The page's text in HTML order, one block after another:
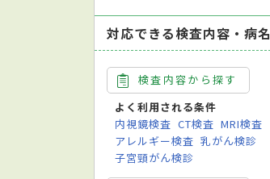
対応できる検査内容・病名
検査内容から探す
よく利用される条件
内視鏡検査 CT検査 MRI検査
アレルギー検査 乳がん検診
子宮頸がん検診